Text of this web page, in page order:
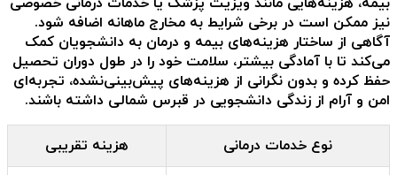
نیز ممکن است در برخی شرایط به مخارج ماهانه اضافه شود.
آگاهی از ساختار هزینه‌های بیمه و درمان به دانشجویان کمک
می‌کند تا با آمادگی بیشتر، سلامت خود را در طول دوران تحصیل
حفظ کرده و بدون نگرانی از هزینه‌های پیش‌بینی‌نشده، تجربه‌ای
امن و آرام از زندگی دانشجویی در قبرس شمالی داشته باشند.
نوع خدمات درمانی هزینه تقریبی